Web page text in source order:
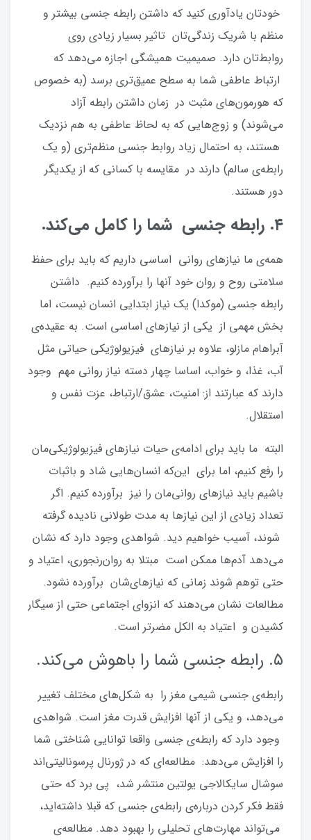
خودتان یادآوری کنید که داشتن رابطه جنسی بیشتر و
منظم با شریک زندگی‌تان تاثیر بسیار زیادی روی
روابط‌تان دارد. صمیمیت همیشگی اجازه می‌دهد که
ارتباط عاطفی شما به سطح عمیق‌تری برسد (به خصوص
که هورمون‌های مثبت در زمان داشتن رابطه آزاد
می‌شوند) و زوج‌هایی که به لحاظ عاطفی به هم نزدیک
هستند، به احتمال زیاد روابط جنسی منظم‌تری (و یک
رابطه‌ی سالم) دارند در مقایسه با کسانی که از یکدیگر
دور هستند.
۴. رابطه جنسی شما را کامل می‌کند.
همه‌ی ما نیازهای روانی اساسی داریم که باید برای حفظ
سلامتی روح و روان خود آنها را برآورده کنیم. داشتن
رابطه جنسی (موکدا) یک نیاز ابتدایی انسان نیست، اما
بخش مهمی از یکی از نیازهای اساسی است. به عقیده‌ی
آبراهام مازلو، علاوه بر نیازهای فیزیولوژیکی حیاتی مثل
آب، غذا، و خواب، اساسا چهار دسته نیاز روانی مهم وجود
دارند که عبارتند از: امنیت، عشق/ارتباط، عزت نفس و
استقلال.
البته ما باید برای ادامه‌ی حیات نیازهای فیزیولوژیکی‌مان
را رفع کنیم، اما برای این‌که انسان‌هایی شاد و باثبات
باشیم باید نیازهای روانی‌مان را نیز برآورده کنیم. اگر
تعداد زیادی از این نیازها به مدت طولانی نادیده گرفته
شوند، آسیب خواهیم دید. شواهدی وجود دارد که نشان
می‌دهد آدم‌ها ممکن است مبتلا به روان‌رنجوری، اعتیاد و
حتی توهم شوند زمانی که نیازهای‌شان برآورده نشود.
مطالعات نشان می‌دهند که انزوای اجتماعی حتی از سیگار
کشیدن و اعتیاد به الکل مضرتر است.
۵. رابطه جنسی شما را باهوش می‌کند.
رابطه‌ی جنسی شیمی مغز را به شکل‌های مختلف تغییر
می‌دهد، و یکی از آنها افزایش قدرت مغز است. شواهدی
وجود دارد که رابطه‌ی جنسی واقعا توانایی شناختی شما
را افزایش می‌دهد: مطالعه‌ای که در ژورنال پرسونالیتی‌اند
سوشال سایکالاجی یولتین منتشر شد، پی برد که حتی
فقط فکر کردن درباره‌ی رابطه‌ی جنسی که قبلا داشته‌اید،
می‌تواند مهارت‌های تحلیلی را بهبود دهد. مطالعه‌ی